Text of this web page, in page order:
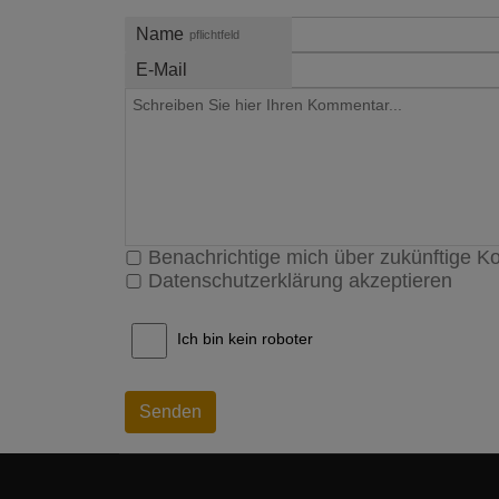
Name pflichtfeld
E-Mail
Benachrichtige mich über zukünftige
Datenschutzerklärung akzeptieren
Ich bin kein roboter
Senden